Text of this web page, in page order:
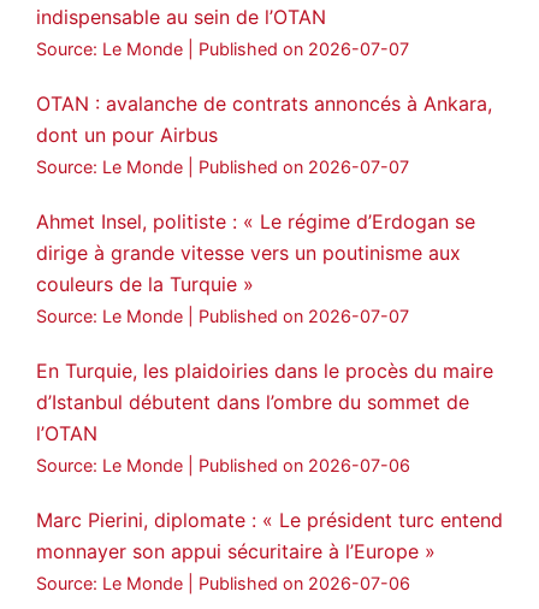
indispensable au sein de l’OTAN
Source: Le Monde Published on 2026-07-07
OTAN : avalanche de contrats annoncés à Ankara,
dont un pour Airbus
Source: Le Monde Published on 2026-07-07
Ahmet Insel, politiste : « Le régime d’Erdogan se
dirige à grande vitesse vers un poutinisme aux
couleurs de la Turquie »
Source: Le Monde Published on 2026-07-07
En Turquie, les plaidoiries dans le procès du maire
d’Istanbul débutent dans l’ombre du sommet de
l’OTAN
Source: Le Monde Published on 2026-07-06
Marc Pierini, diplomate : « Le président turc entend
monnayer son appui sécuritaire à l’Europe »
Source: Le Monde Published on 2026-07-06